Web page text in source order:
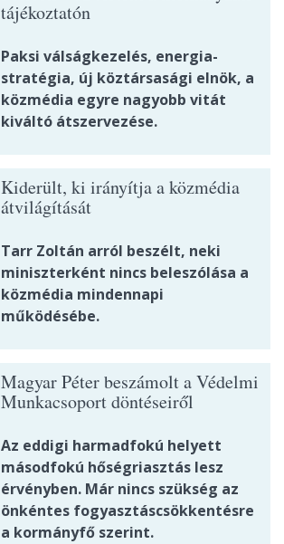
tájékoztatón
Paksi válságkezelés, energia-
stratégia, új köztársasági elnök, a
közmédia egyre nagyobb vitát
kiváltó átszervezése.
Kiderült, ki irányítja a közmédia
átvilágítását
Tarr Zoltán arról beszélt, neki
miniszterként nincs beleszólása a
közmédia mindennapi
működésébe.
Magyar Péter beszámolt a Védelmi
Munkacsoport döntéseiről
Az eddigi harmadfokú helyett
másodfokú hőségriasztás lesz
érvényben. Már nincs szükség az
önkéntes fogyasztáscsökkentésre
a kormányfő szerint.